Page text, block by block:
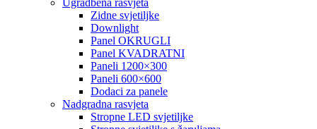
Ugradbena rasvjeta
Zidne svjetiljke
Downlight
Panel OKRUGLI
Panel KVADRATNI
Paneli 1200×300
Paneli 600×600
Dodaci za panele
Nadgradna rasvjeta
Stropne LED svjetiljke